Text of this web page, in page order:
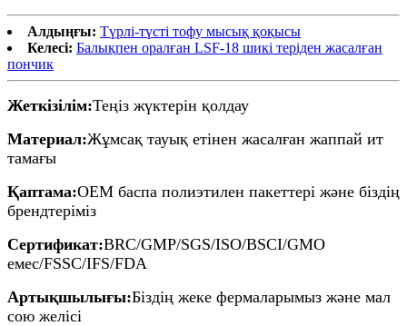
Алдыңғы: Түрлі-түсті тофу мысық қоқысы
Келесі: Балықпен оралған LSF-18 шикі теріден жасалған
пончик
Жеткізілім:Теңіз жүктерін қолдау
Материал:Жұмсақ тауық етінен жасалған жаппай ит
тамағы
Қаптама:OEM баспа полиэтилен пакеттері және біздің
брендтеріміз
Сертификат:BRC/GMP/SGS/ISO/BSCI/GMO
емес/FSSC/IFS/FDA
Артықшылығы:Біздің жеке фермаларымыз және мал
сою желісі